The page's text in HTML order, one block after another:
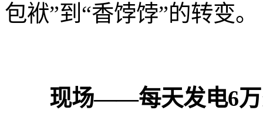
包袱”到“香饽饽”的转变。
现场——每天发电6